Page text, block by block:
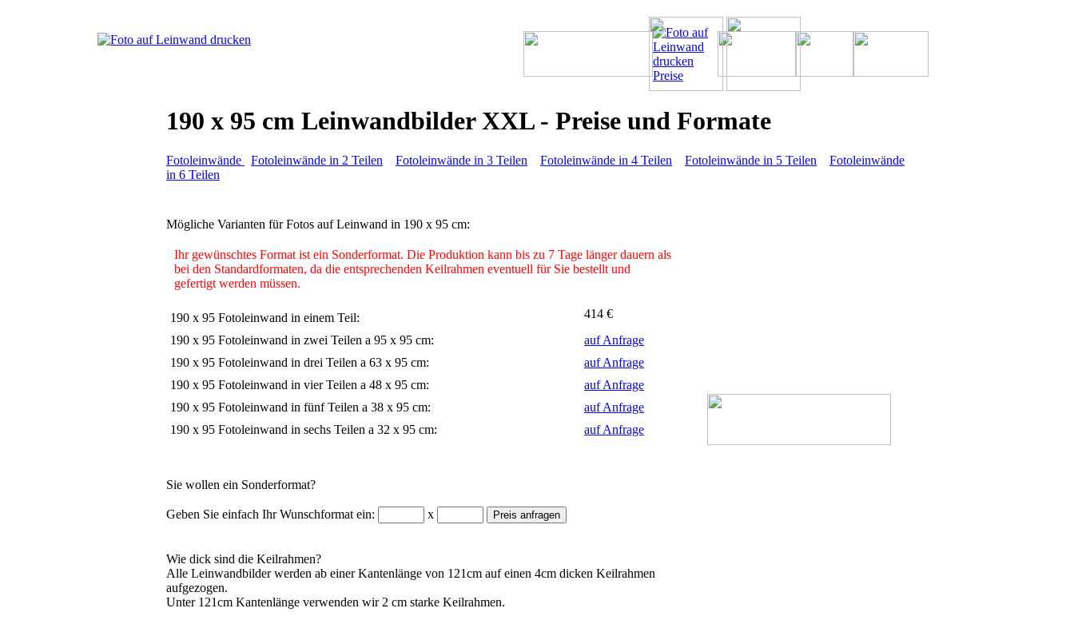
190 x 95 cm Leinwandbilder XXL - Preise und Formate
Fotoleinwände Fotoleinwände in 2 Teilen Fotoleinwände in 3 Teilen Fotoleinwände in 4 Teilen Fotoleinwände in 5 Teilen
Fotoleinwände
in 6 Teilen
Mögliche Varianten für Fotos auf Leinwand in 190 x 95 cm:
Ihr gewünschtes Format ist ein Sonderformat. Die Produktion kann bis zu 7 Tage länger dauern als
bei den Standardformaten, da die entsprechenden Keilrahmen eventuell für Sie bestellt und
gefertigt werden müssen.
190 x 95 Fotoleinwand in einem Teil:
414 €
190 x 95 Fotoleinwand in zwei Teilen a 95 x 95 cm:
auf Anfrage
190 x 95 Fotoleinwand in drei Teilen a 63 x 95 cm:
auf Anfrage
190 x 95 Fotoleinwand in vier Teilen a 48 x 95 cm:
auf Anfrage
190 x 95 Fotoleinwand in fünf Teilen a 38 x 95 cm:
auf Anfrage
190 x 95 Fotoleinwand in sechs Teilen a 32 x 95 cm:
auf Anfrage
Sie wollen ein Sonderformat?
Geben Sie einfach Ihr Wunschformat ein: x
Wie dick sind die Keilrahmen?
Alle Leinwandbilder werden ab einer Kantenlänge von 121cm auf einen 4cm dicken Keilrahmen
aufgezogen.
Unter 121cm Kantenlänge verwenden wir 2 cm starke Keilrahmen.